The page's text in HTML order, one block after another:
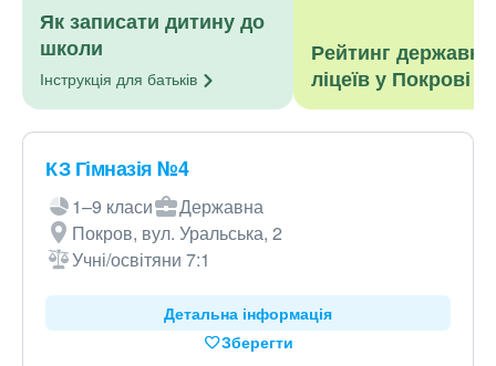
Як записати дитину до
школи
Інструкція для батьків
Рейтинг
ліцеїв у Покрові
КЗ Гімназія №4
1–9 класи
Державна
Покров, вул. Уральська, 2
Учні/освітяни 7:1
Детальна інформація
Зберегти